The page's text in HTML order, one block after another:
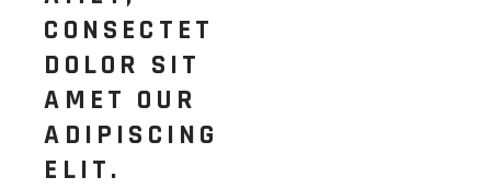
CONSECTET
DOLOR SIT
AMET OUR
ADIPISCING
ELIT.